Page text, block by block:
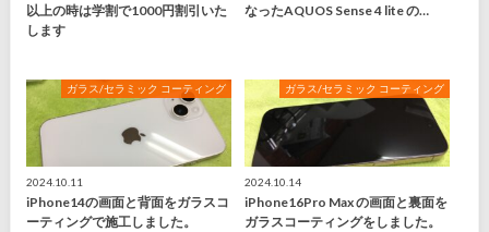
以上の時は学割で1000円割引いた
します
なったAQUOS Sense 4 lite の…
ガラス/セラミック コーティング
2024.10.11
iPhone14の画面と背面をガラスコ
ーティングで施工しました。
ガラス/セラミック コーティング
2024.10.14
iPhone16Pro Max の画面と裏面を
ガラスコーティングをしました。